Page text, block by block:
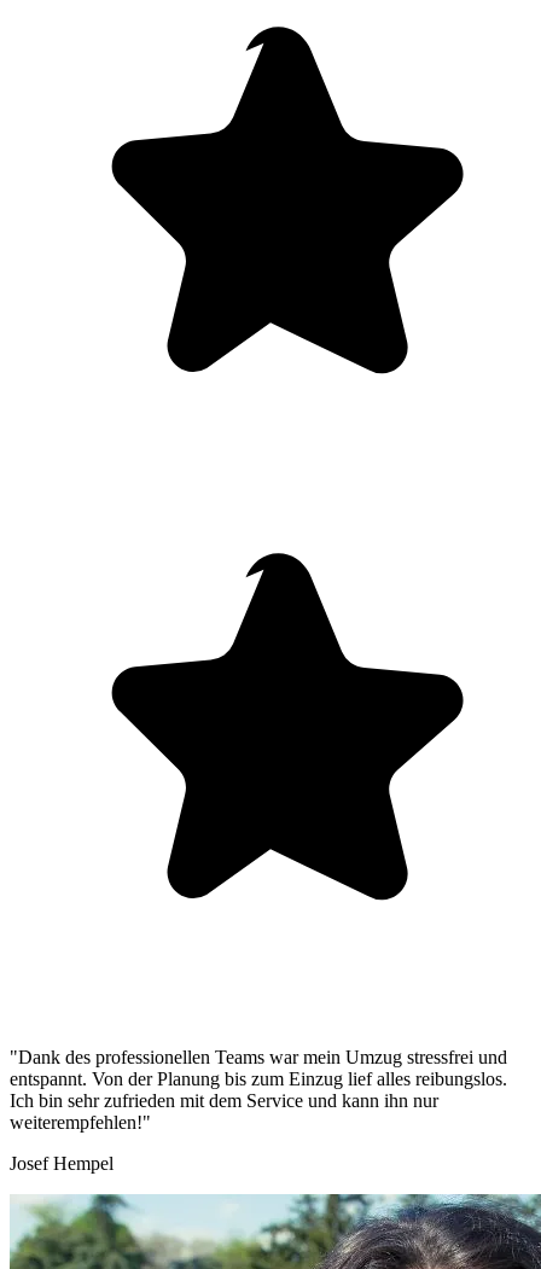
"Dank des professionellen Teams war mein Umzug stressfrei und
entspannt. Von der Planung bis zum Einzug lief alles reibungslos.
Ich bin sehr zufrieden mit dem Service und kann ihn nur
weiterempfehlen!"
Josef Hempel